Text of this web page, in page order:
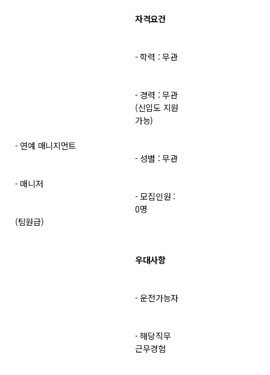
- 연예 매니지먼트
- 매니저
(팀원급)
자격요건
- 학력 : 무관
- 경력 : 무관
(신입도 지원
가능)
- 성별 : 무관
- 모집인원 :
0명
우대사항
- 운전가능자
- 해당직무
근무경험